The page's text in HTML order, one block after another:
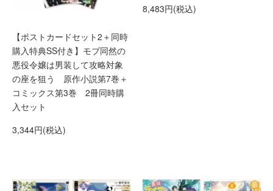
【ポストカードセット2＋同時
購入特典SS付き】モブ同然の
悪役令嬢は男装して攻略対象
の座を狙う 原作小説第7巻＋
コミックス第3巻 2冊同時購
入セット
3,344円(税込)
8,483円(税込)